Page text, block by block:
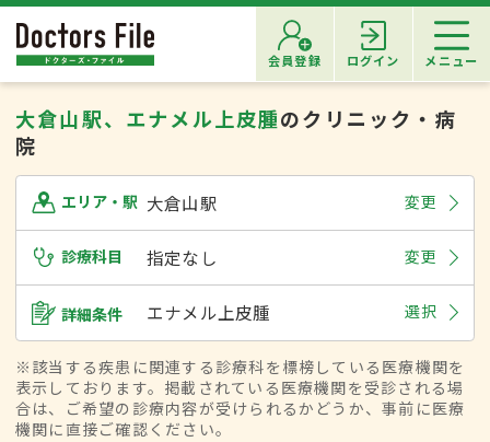
会員登録 ログイン メニュー
大倉山駅、エナメル上皮腫のクリニック・病
院
エリア・駅 大倉山駅 変更
診療科目 指定なし 変更
詳細条件 エナメル上皮腫 選択
※該当する疾患に関連する診療科を標榜している医療機関を
表示しております。掲載されている医療機関を受診される場
合は、ご希望の診療内容が受けられるかどうか、事前に医療
機関に直接ご確認ください。